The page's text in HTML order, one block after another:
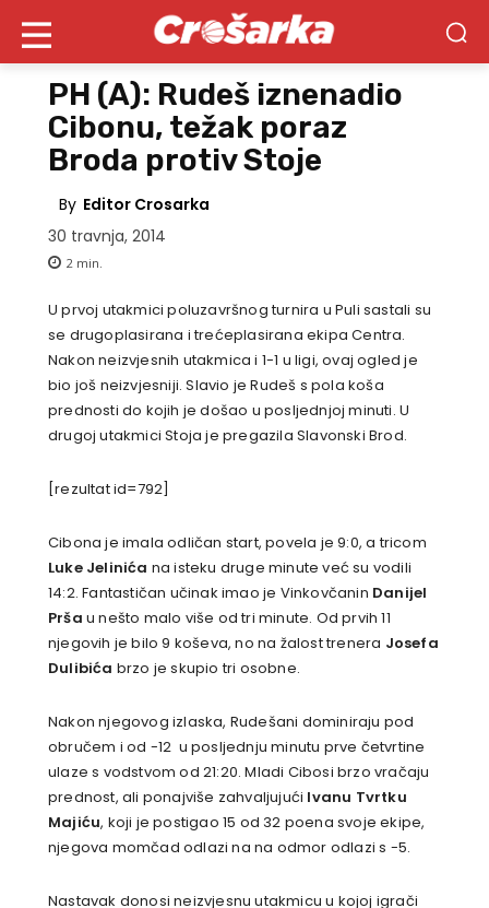
PH (A): Rudeš iznenadio
Cibonu, težak poraz
Broda protiv Stoje
By Editor Crosarka
30 travnja, 2014
2 min.
U prvoj utakmici poluzavršnog turnira u Puli sastali su
se drugoplasirana i trećeplasirana ekipa Centra.
Nakon neizvjesnih utakmica i 1-1 u ligi, ovaj ogled je
bio još neizvjesniji. Slavio je Rudeš s pola koša
prednosti do kojih je došao u posljednjoj minuti. U
drugoj utakmici Stoja je pregazila Slavonski Brod.
[rezultat id=792]
Cibona je imala odličan start, povela je 9:0, a tricom
Luke Jelinića na isteku druge minute već su vodili
14:2. Fantastičan učinak imao je Vinkovčanin Danijel
Prša u nešto malo više od tri minute. Od prvih 11
njegovih je bilo 9 koševa, no na žalost trenera Josefa
Dulibića brzo je skupio tri osobne.
Nakon njegovog izlaska, Rudešani dominiraju pod
obručem i od -12 u posljednju minutu prve četvrtine
ulaze s vodstvom od 21:20. Mladi Cibosi brzo vračaju
prednost, ali ponajviše zahvaljujući Ivanu Tvrtku
Majiću, koji je postigao 15 od 32 poena svoje ekipe,
njegova momčad odlazi na na odmor odlazi s -5.
Nastavak donosi neizvjesnu utakmicu u kojoj igrači